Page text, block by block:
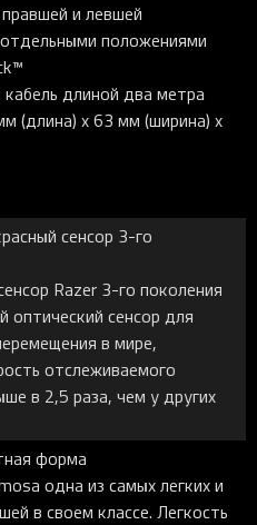
и левшей
положениями
длиной два метра
(длина) x 63 мм (ширина) x
сенсор 3-го
Razer 3-го поколения
оптический сенсор для
в мире,
отслеживаемого
в 2,5 раза, чем у других
форма
одна из самых легких и
в своем классе. Легкость